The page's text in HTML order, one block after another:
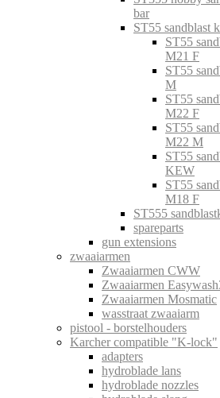
bar
ST55 sandblast
ST55
M21 F
ST55
M
ST55
M22 F
ST55
M22 M
ST55
KEW
ST55
M18 F
ST555
spareparts
gun extensions
zwaaiarmen
Zwaaiarmen CWW
Zwaaiarmen
Zwaaiarmen Mosmatic
wasstraat zwaaiarm
pistool - borstelhouders
Karcher compatible "K-lock"
adapters
hydroblade lans
hydroblade nozzles